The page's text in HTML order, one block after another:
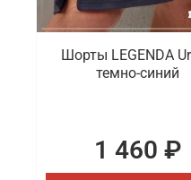
Шорты LEGENDA
темно-синий
1 460 ₽